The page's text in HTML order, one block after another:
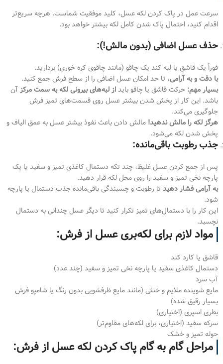
سرعت عمل در پاک کردن لکه عسل، کلید موفقیت شماست. هرچه سریع‌تر
اقدام کنید، احتمال پاک شدن کامل لکه بیشتر خواهد بود.
حذف عسل اضافی (بدون مالش!):
فوراً یک قاشق یا لبه کند یک چاقو (مانند چاقوی کره خوری) بردارید.
با دقت و به آرامی، تا حد امکان عسل اضافی را از سطح فرش جمع کنید.
بسیار مهم: حرکت قاشق یا چاقو بایداز لبه‌های بیرونی لکه به سمت مرکزآن
باشد. این کار از پخش شدن بیشتر عسل روی قسمت‌های تمیز فرش
جلوگیری می‌کند.
هرگز لکه را مالش ندهید! مالش دادن باعث نفوذ بیشتر عسل به عمق الیاف و
پخش شدن لکه می‌شود.
جذب رطوبت باقی‌مانده:
پس از جمع کردن عسل غلیظ، چند تکه دستمال کاغذی تمیز و سفید یا یک
پارچه نخی تمیز و سفید را روی محل لکه قرار دهید.
به آرامی فشار دهید تا رطوبت و چسبندگی باقی‌مانده جذب دستمال یا پارچه
شود.
این کار را با دستمال‌های تمیز تکرار کنید تا دیگر عسل چندانی به دستمال
نچسبد.
مواد لازم برای لکه‌بری عسل از فرش:
قاشق یا کارد کند
دستمال کاغذی سفید یا پارچه نخی تمیز و سفید (چند عدد)
آب سرد
مایع شوینده ملایم و خنثی (مانند مایع ظرفشویی بدون رنگ یا شامپو فرش
بسیار رقیق شده)
بطری اسپری (اختیاری)
سرکه سفید (اختیاری، برای لکه‌های مقاوم‌تر)
حوله تمیز و خشک
مراحل گام به گام پاک کردن لکه عسل از فرش: